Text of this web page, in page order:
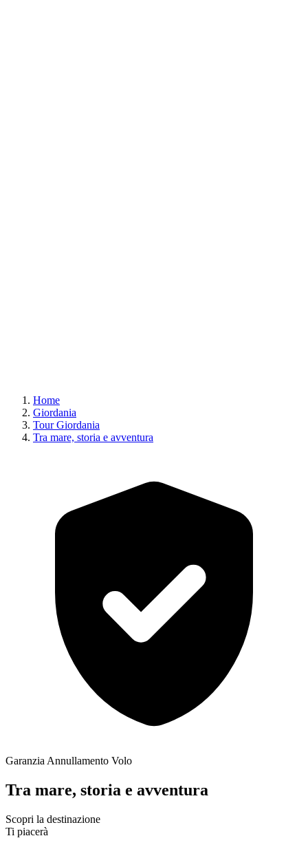
Home
Giordania
Tour Giordania
Tra mare, storia e avventura
Garanzia Annullamento Volo
Tra mare, storia e avventura
Scopri la destinazione
Ti piacerà